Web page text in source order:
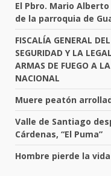
El Pbro. Mario
de la parroquia de
FISCALÍA GENERAL
SEGURIDAD Y LA
ARMAS DE FUEGO A
NACIONAL
Muere peatón
Valle de Santiago
Cárdenas, “El Puma”
Hombre pierde la